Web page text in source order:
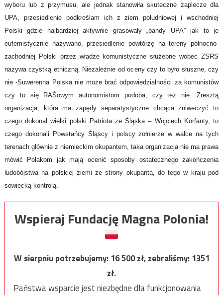
wyboru lub z przymusu, ale jednak stanowiła skuteczne zaplecze dla
UPA, przesiedlenie podkreślam ich z ziem południowej i wschodniej
Polski gdzie najbardziej aktywnie grasowały „bandy UPA” jak to je
eufemistycznie nazywano, przesiedlenie powtórzę na tereny północno-
zachodniej Polski przez władze komunistyczne służebne wobec ZSRS
nazywa czystką etniczną. Niezależnie od oceny czy to było słuszne, czy
nie -Suwerenna Polska nie może brać odpowiedzialności za komunistów
czy to się RAŚowym autonomistom podoba, czy też nie. Zresztą
organizacja, która ma zapędy separatystyczne chcąca zniweczyć to
czego dokonał wielki polski Patriota ze Śląska – Wojciech Korfanty, to
czego dokonali Powstańcy Śląscy i polscy żołnierze w walce na tych
terenach głównie z niemieckim okupantem, taka organizacja nie ma prawa
mówić Polakom jak mają ocenić sposoby ostatecznego zakończenia
ludobójstwa na polskiej ziemi ze strony okupanta, do tego w kraju pod
sowiecką kontrolą.
Wspieraj Fundację Magna Polonia!
W sierpniu potrzebujemy:16 500zł, zebraliśmy:1351
zł.
Państwa wsparcie jest niezbędne dla funkcjonowania